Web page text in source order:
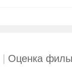
| Оценка